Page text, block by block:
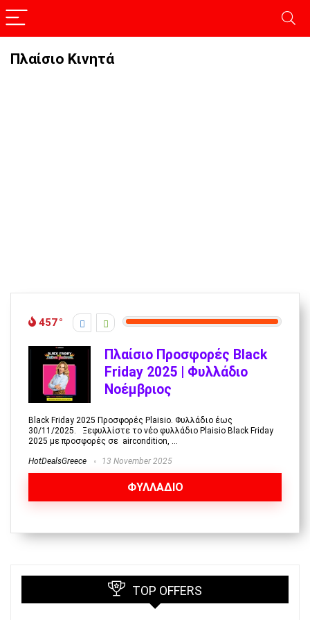
Πλαίσιο Κινητά
457
Πλαίσιο Προσφορές Black
Friday 2025 | Φυλλάδιο
Νοέμβριος
Black Friday 2025 Προσφορές Plaisio. Φυλλάδιο έως
30/11/2025. Ξεφυλλίστε το νέο φυλλάδιο Plaisio Black Friday
2025 με προσφορές σε aircondition, ...
HotDealsGreece 13 November 2025
ΦΥΛΛΑΔΙΟ
TOP OFFERS